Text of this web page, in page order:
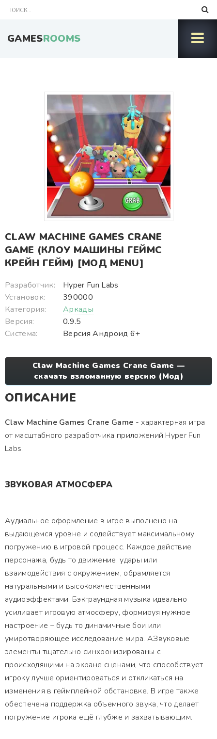
GAMESROOMS
CLAW MACHINE GAMES CRANE
GAME (КЛОУ МАШИНЫ ГЕЙМС
КРЕЙН ГЕЙМ) [МОД MENU]
Разработчик:
Hyper Fun Labs
Установок:
390000
Категория:
Аркады
Версия:
0.9.5
Система:
Версия Андроид 6+
Claw Machine Games Crane Game —
скачать взломанную версию (Мод)
ОПИСАНИЕ
Claw Machine Games Crane Game - характерная игра
от масштабного разработчика приложений Hyper Fun
Labs.
ЗВУКОВАЯ АТМОСФЕРА
Аудиальное оформление в игре выполнено на
выдающемся уровне и содействует максимальному
погружению в игровой процесс. Каждое действие
персонажа, будь то движение, удары или
взаимодействия с окружением, обрамляется
натуральными и высококачественными
аудиоэффектами. Бэкграундная музыка идеально
усиливает игровую атмосферу, формируя нужное
настроение – будь то динамичные бои или
умиротворяющее исследование мира. АЗвуковые
элементы тщательно синхронизированы с
происходящими на экране сценами, что способствует
игроку лучше ориентироваться и откликаться на
изменения в геймплейной обстановке. В игре также
обеспечена поддержка объемного звука, что делает
погружение игрока ещё глубже и захватывающим.